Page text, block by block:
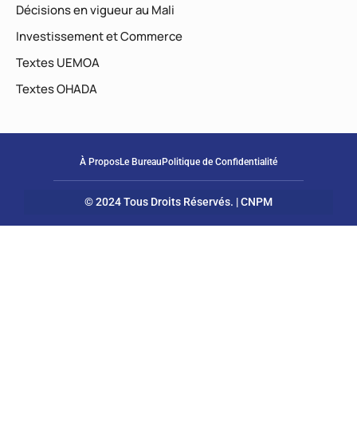
Décisions en vigueur au Mali
Investissement et Commerce
Textes UEMOA
Textes OHADA
À ProposLe BureauPolitique de Confidentialité
© 2024 Tous Droits Réservés. | CNPM